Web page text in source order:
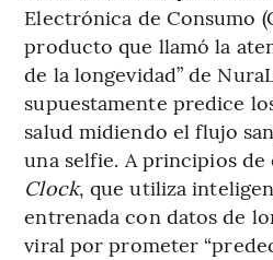
Electrónica de Consumo
producto que llamó la
de la longevidad” de
supuestamente predice
salud midiendo el flujo
una selfie. A principios de
Clock, que utiliza
entrenada con datos de
viral por prometer